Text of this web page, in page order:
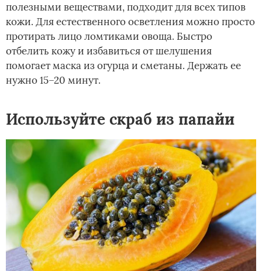
полезными веществами, подходит для всех типов
кожи. Для естественного осветления можно просто
протирать лицо ломтиками овоща. Быстро
отбелить кожу и избавиться от шелушения
помогает маска из огурца и сметаны. Держать ее
нужно 15–20 минут.
Используйте скраб из папайи